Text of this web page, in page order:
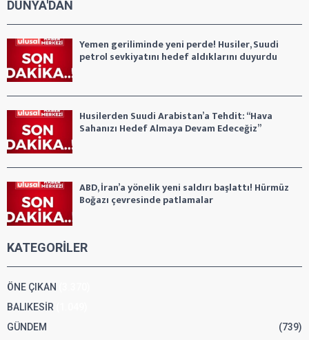
DÜNYA'DAN
Yemen geriliminde yeni perde! Husiler, Suudi
petrol sevkiyatını hedef aldıklarını duyurdu
Husilerden Suudi Arabistan’a Tehdit: “Hava
Sahanızı Hedef Almaya Devam Edeceğiz”
ABD, İran’a yönelik yeni saldırı başlattı! Hürmüz
Boğazı çevresinde patlamalar
KATEGORİLER
ÖNE ÇIKAN
BALIKESİR
GÜNDEM
(739)